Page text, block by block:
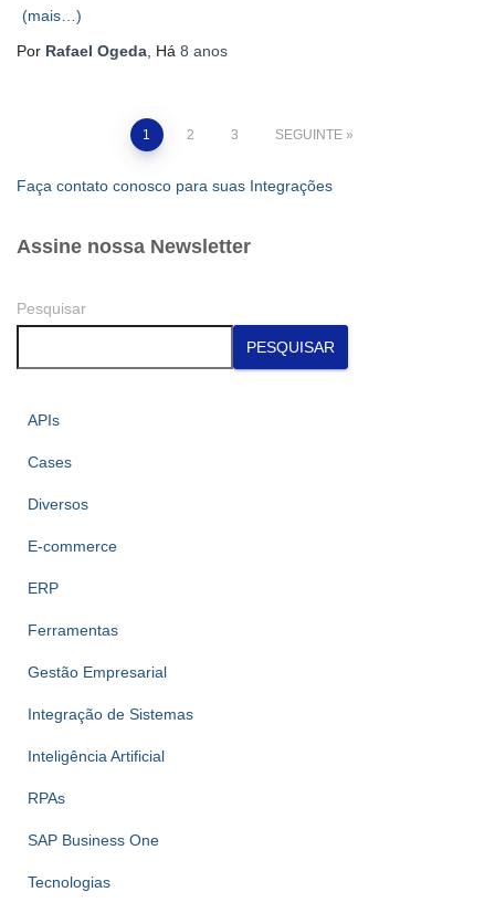
(mais…)
Por Rafael Ogeda , Há 8 anos
Paginação
dos
conteúdos
1 2 3 SEGUINTE
Faça contato conosco para suas Integrações
Assine nossa Newsletter
Pesquisar
PESQUISAR
APIs
Cases
Diversos
E-commerce
ERP
Ferramentas
Gestão Empresarial
Integração de Sistemas
Inteligência Artificial
RPAs
SAP Business One
Tecnologias